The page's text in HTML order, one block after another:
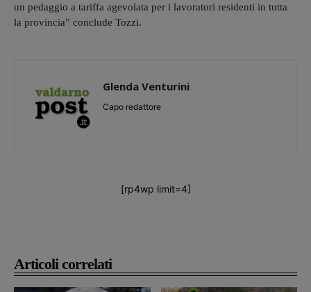
Articoli correlati
un pedaggio a tariffa agevolata per i lavoratori residenti in tutta
la provincia” conclude Tozzi.
Glenda Venturini
Capo redattore
[rp4wp limit=4]